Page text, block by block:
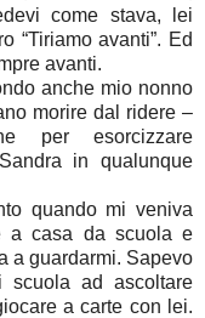
come stava, lei
“Tiriamo avanti”. Ed
avanti.
anche mio nonno
morire dal ridere –
per esorcizzare
in qualunque
quando mi veniva
a casa da scuola e
a guardarmi. Sapevo
ad ascoltare
a carte con lei.